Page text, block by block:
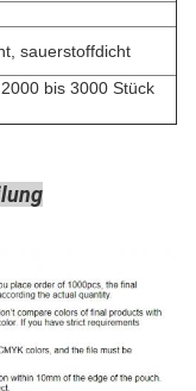
sauerstoffdicht
bis 3000 Stück